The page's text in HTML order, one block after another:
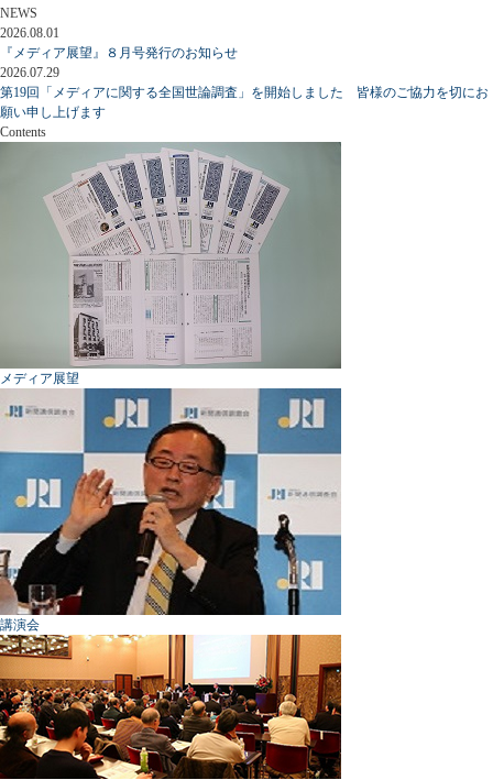
NEWS
2026.08.01
『メディア展望』８月号発行のお知らせ
2026.07.29
第19回「メディアに関する全国世論調査」を開始しました 皆様のご協力を切にお
願い申し上げます
Contents
メディア展望
講演会